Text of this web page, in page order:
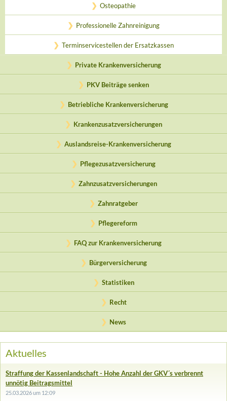
Osteopathie
Professionelle Zahnreinigung
Terminservicestellen der Ersatzkassen
Private Krankenversicherung
PKV Beiträge senken
Betriebliche Krankenversicherung
Krankenzusatzversicherungen
Auslandsreise-Krankenversicherung
Pflegezusatzversicherung
Zahnzusatzversicherungen
Zahnratgeber
Pflegereform
FAQ zur Krankenversicherung
Bürgerversicherung
Statistiken
Recht
News
Aktuelles
Straffung der Kassenlandschaft - Hohe Anzahl der GKV´s verbrennt
unnötig Beitragsmittel
25.03.2026 um 12:09